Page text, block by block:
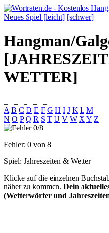
Neues Spiel [leicht] [schwer]
Hangman/
WETTER]
A B C D E F G H I J K L M
N O P Q R S T U V W X Y Z
Fehler: 0 von 8
Spiel: Jahreszeiten & Wetter
Klicke auf die einzelnen
näher zu kommen. Dein
(Wetterwörter und